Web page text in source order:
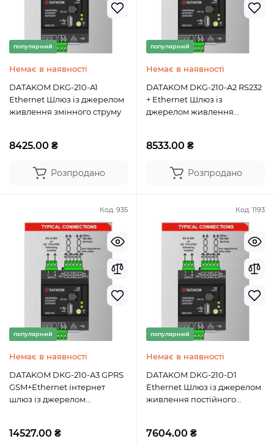
популярний
Немає в наявності
DATAKOM DKG-210-A1
Ethernet Шлюз із джерелом
живлення змінного струму
8425.00 ₴
Розпродано
популярний
Немає в наявності
DATAKOM DKG-210-A2 RS232
+ Ethernet Шлюз із
джерелом живлення
8533.00 ₴
Розпродано
Код: 935
популярний
Немає в наявності
DATAKOM DKG-210-A3 GPRS
GSM+Ethernet інтернет
шлюз із джерелом
14527.00 ₴
Код: 1193
популярний
Немає в наявності
DATAKOM DKG-210-D1
Ethernet Шлюз із джерелом
живлення постійного
7604.00 ₴